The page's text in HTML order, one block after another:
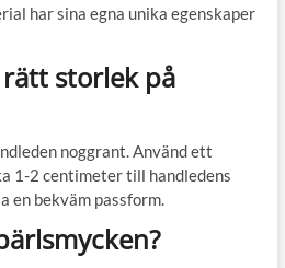
har sina egna unika egenskaper
storlek på
noggrant. Använd ett
1-2 centimeter till handledens
en bekväm passform.